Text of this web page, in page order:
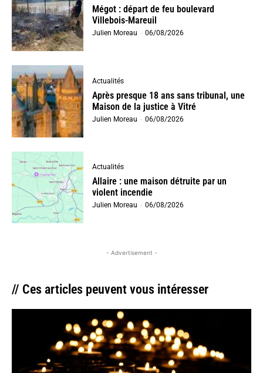
Mégot : départ de feu boulevard
Villebois-Mareuil
Julien Moreau - 06/08/2026
Actualités
Après presque 18 ans sans tribunal, une
Maison de la justice à Vitré
Julien Moreau - 06/08/2026
Actualités
Allaire : une maison détruite par un
violent incendie
Julien Moreau - 06/08/2026
- Advertisement -
// Ces articles peuvent vous intéresser